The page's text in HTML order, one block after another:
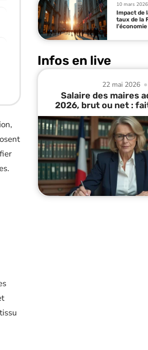
10 mars 2026
Impact de
taux de la
Infos en live
22 mai 2026
Salaire des maires
2026, brut ou net :